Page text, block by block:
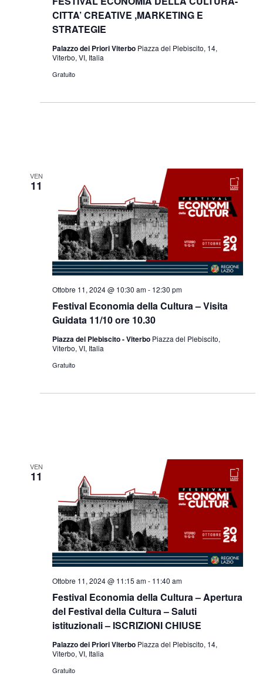
CITTA’ CREATIVE ,MARKETING E
STRATEGIE
Palazzo dei Priori Viterbo Piazza del Plebiscito, 14,
Viterbo, VI, Italia
Gratuito
VEN
11
Festival Economia della Cultura – Visita
Guidata 11/10 ore 10.30
Ottobre 11, 2024 @ 10:30 am- 12:30 pm
Piazza del Plebiscito - Viterbo Piazza del Plebiscito,
Viterbo, VI, Italia
Gratuito
VEN
11
Festival Economia della Cultura – Apertura
del Festival della Cultura – Saluti
istituzionali – ISCRIZIONI CHIUSE
Ottobre 11, 2024 @ 11:15 am- 11:40 am
Palazzo dei Priori Viterbo Piazza del Plebiscito, 14,
Viterbo, VI, Italia
Gratuito